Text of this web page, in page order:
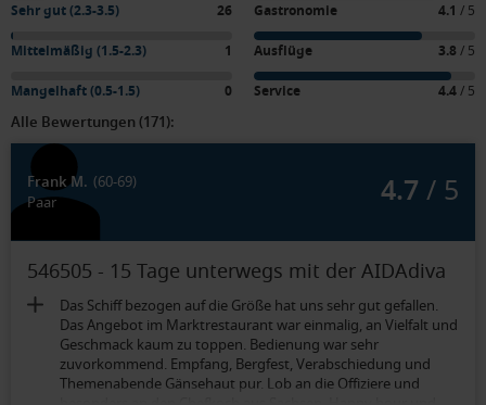
Sehr gut (2.3-3.5) 26
Mittelmäßig (1.5-2.3) 1
Mangelhaft (0.5-1.5) 0
Gastronomie 4.1 / 5
Ausflüge 3.8 / 5
Service 4.4/ 5
Alle Bewertungen (171):
Frank M. (60-69)
Paar
4.7 / 5
546505 - 15 Tage unterwegs mit der AIDAdiva
Das Schiff bezogen auf die Größe hat uns sehr gut gefallen.
Das Angebot im Marktrestaurant war einmalig, an Vielfalt und
Geschmack kaum zu toppen. Bedienung war sehr
zuvorkommend. Empfang, Bergfest, Verabschiedung und
Themenabende Gänsehaut pur. Lob an die Offiziere und